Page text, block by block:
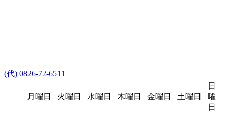
(代) 0826-72-6511
月曜日 火曜日 水曜日 木曜日 金曜日 土曜日
日
曜
日